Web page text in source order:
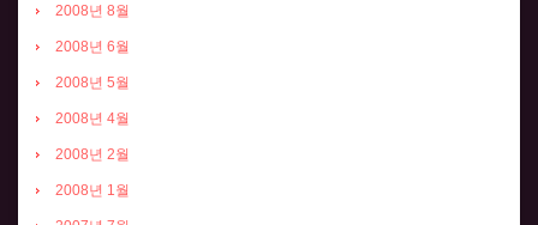
2008년 8월
2008년 6월
2008년 5월
2008년 4월
2008년 2월
2008년 1월